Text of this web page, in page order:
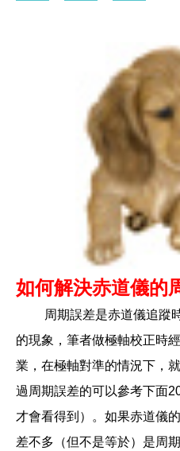
如何解決赤道儀的
周期誤差是赤道儀追蹤時
的現象，筆者做極軸校正時
業，在極軸對準的情況下，
過周期誤差的可以參考下面
才會看得到）。如果赤道儀
差不多（但不是等於）是周